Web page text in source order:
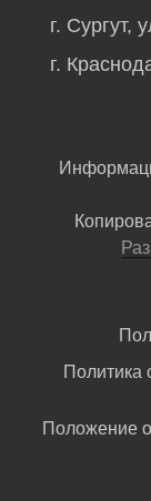
г. Сургут,
г.
Политика
Положение